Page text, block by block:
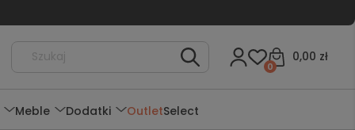
0,00 zł
0
Meble Dodatki OutletSelect